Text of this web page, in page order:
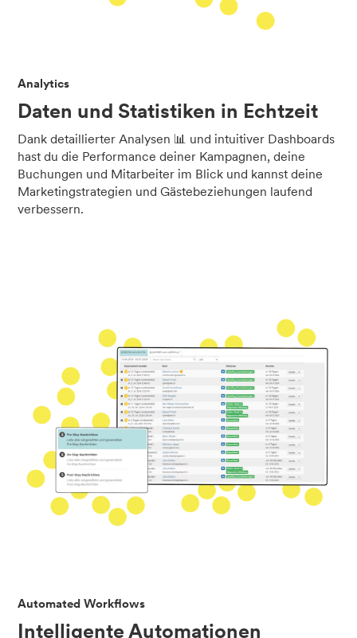
Analytics
Daten und Statistiken in Echtzeit
Dank detaillierter Analysen 📊 und intuitiver Dashboards
hast du die Performance deiner Kampagnen, deine
Buchungen und Mitarbeiter im Blick und kannst deine
Marketingstrategien und Gästebeziehungen laufend
verbessern.
Automated Workflows
Intelligente Automationen